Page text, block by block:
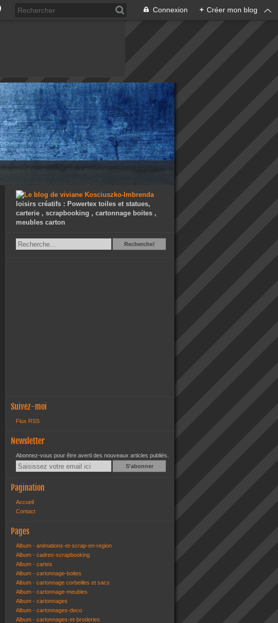
Connexion + Créer mon blog
loisirs créatifs : Powertex toiles et statues,
carterie , scrapbooking , cartonnage boites ,
meubles carton
RechercheRecherche!
Suivez-moi
Flux RSS
Newsletter
Abonnez-vous pour être averti des nouveaux articles publiés.
Email
Pagination
Accueil
Contact
Pages
Album - animations-et-scrap-en-region
Album - cadres-scrapbooking
Album - cartes
Album - cartonnage-boites
Album - cartonnage corbeilles et sacs
Album - cartonnage-meubles
Album - cartonnages
Album - cartonnages-deco
Album - cartonnages-et-broderies